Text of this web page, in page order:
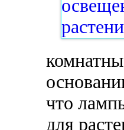
что
для